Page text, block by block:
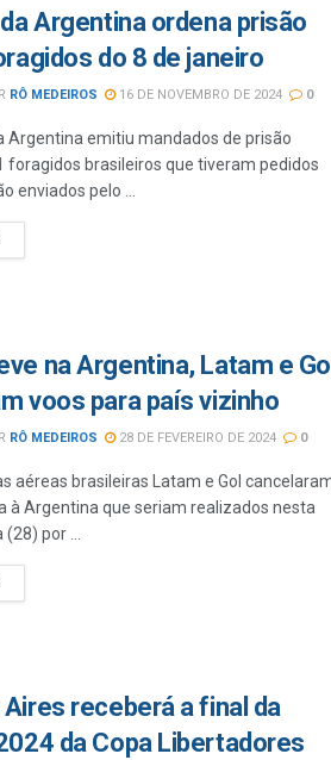
Argentina ordena prisão
do 8 de janeiro
RÔ MEDEIROS 16 DE NOVEMBRO DE 2024 0
Argentina emitiu mandados de prisão
foragidos brasileiros que tiveram pedidos
enviados pelo ...
na Argentina, Latam e Gol
voos para país vizinho
RÔ MEDEIROS 28 DE FEVEREIRO DE 2024 0
aéreas brasileiras Latam e Gol
à Argentina que seriam realizados nesta
por ...
receberá a final da
da Copa Libertadores